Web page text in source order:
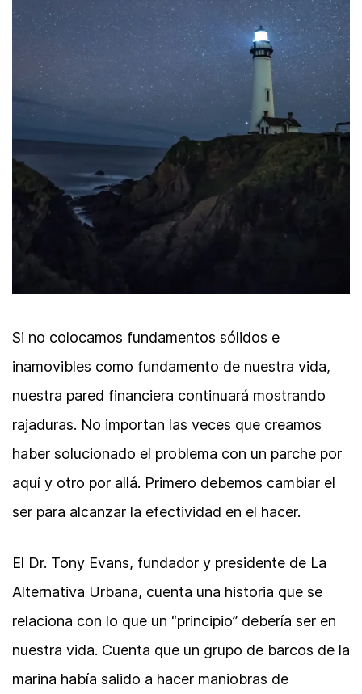
Si no colocamos fundamentos sólidos e
inamovibles como fundamento de nuestra vida,
nuestra pared financiera continuará mostrando
rajaduras. No importan las veces que creamos
haber solucionado el problema con un parche por
aquí y otro por allá. Primero debemos cambiar el
ser para alcanzar la efectividad en el hacer.
El Dr. Tony Evans, fundador y presidente de La
Alternativa Urbana, cuenta una historia que se
relaciona con lo que un “principio” debería ser en
nuestra vida. Cuenta que un grupo de barcos de la
marina había salido a hacer maniobras de